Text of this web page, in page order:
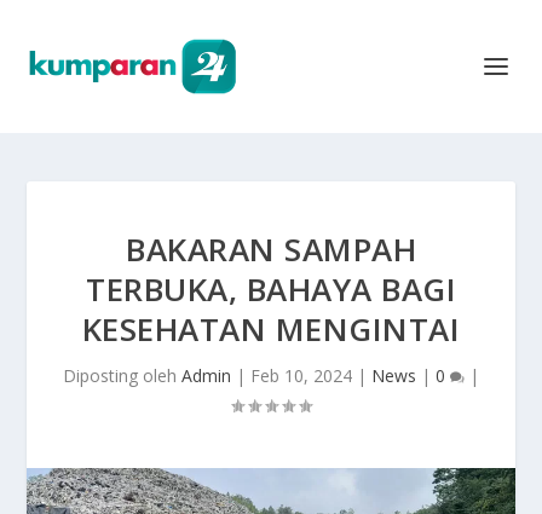
BAKARAN SAMPAH
TERBUKA, BAHAYA BAGI
KESEHATAN MENGINTAI
Diposting oleh Admin | Feb 10, 2024 | News | 0 |